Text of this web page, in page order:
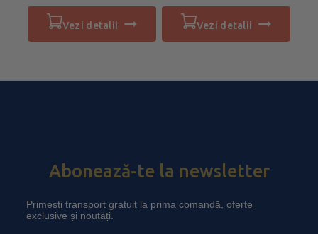
vezi detalii vezi detalii
Abonează-te la newsletter
Primești transport gratuit la prima comandă, oferte
exclusive și noutăți.